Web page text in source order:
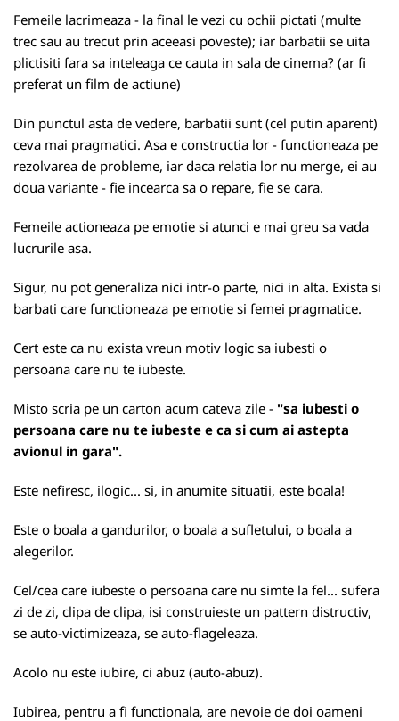
Femeile lacrimeaza - la final le vezi cu ochii pictati (multe
trec sau au trecut prin aceeasi poveste); iar barbatii se uita
plictisiti fara sa inteleaga ce cauta in sala de cinema? (ar fi
preferat un film de actiune)
Din punctul asta de vedere, barbatii sunt (cel putin aparent)
ceva mai pragmatici. Asa e constructia lor - functioneaza pe
rezolvarea de probleme, iar daca relatia lor nu merge, ei au
doua variante - fie incearca sa o repare, fie se cara.
Femeile actioneaza pe emotie si atunci e mai greu sa vada
lucrurile asa.
Sigur, nu pot generaliza nici intr-o parte, nici in alta. Exista si
barbati care functioneaza pe emotie si femei pragmatice.
Cert este ca nu exista vreun motiv logic sa iubesti o
persoana care nu te iubeste.
Misto scria pe un carton acum cateva zile - "sa iubesti o
persoana care nu te iubeste e ca si cum ai astepta
avionul in gara".
Este nefiresc, ilogic... si, in anumite situatii, este boala!
Este o boala a gandurilor, o boala a sufletului, o boala a
alegerilor.
Cel/cea care iubeste o persoana care nu simte la fel... sufera
zi de zi, clipa de clipa, isi construieste un pattern distructiv,
se auto-victimizeaza, se auto-flageleaza.
Acolo nu este iubire, ci abuz (auto-abuz).
Iubirea, pentru a fi functionala, are nevoie de doi oameni